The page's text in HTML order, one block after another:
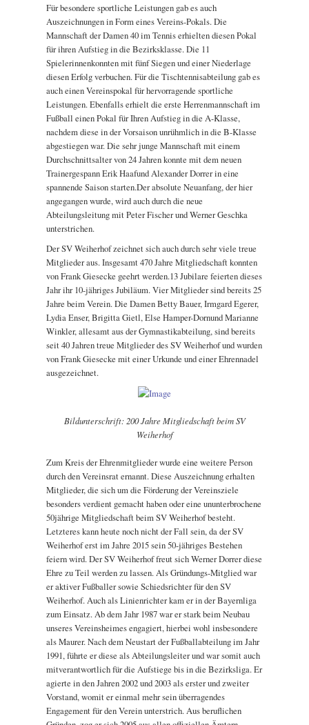
Für besondere sportliche Leistungen gab es auch
Auszeichnungen in Form eines Vereins-Pokals. Die
Mannschaft der Damen 40 im Tennis erhielten diesen Pokal
für ihren Aufstieg in die Bezirksklasse. Die 11
Spielerinnenkonnten mit fünf Siegen und einer Niederlage
diesen Erfolg verbuchen. Für die Tischtennisabteilung gab es
auch einen Vereinspokal für hervorragende sportliche
Leistungen. Ebenfalls erhielt die erste Herrenmannschaft im
Fußball einen Pokal für Ihren Aufstieg in die A-Klasse,
nachdem diese in der Vorsaison unrühmlich in die B-Klasse
abgestiegen war. Die sehr junge Mannschaft mit einem
Durchschnittsalter von 24 Jahren konnte mit dem neuen
Trainergespann Erik Haafund Alexander Dorrer in eine
spannende Saison starten.Der absolute Neuanfang, der hier
angegangen wurde, wird auch durch die neue
Abteilungsleitung mit Peter Fischer und Werner Geschka
unterstrichen.
Der SV Weiherhof zeichnet sich auch durch sehr viele treue
Mitglieder aus. Insgesamt 470 Jahre Mitgliedschaft konnten
von Frank Giesecke geehrt werden.13 Jubilare feierten dieses
Jahr ihr 10-jähriges Jubiläum. Vier Mitglieder sind bereits 25
Jahre beim Verein. Die Damen Betty Bauer, Irmgard Egerer,
Lydia Enser, Brigitta Gietl, Else Hamper-Dornund Marianne
Winkler, allesamt aus der Gymnastikabteilung, sind bereits
seit 40 Jahren treue Mitglieder des SV Weiherhof und wurden
von Frank Giesecke mit einer Urkunde und einer Ehrennadel
ausgezeichnet.
Bildunterschrift: 200 Jahre Mitgliedschaft beim SV
Weiherhof
Zum Kreis der Ehrenmitglieder wurde eine weitere Person
durch den Vereinsrat ernannt. Diese Auszeichnung erhalten
Mitglieder, die sich um die Förderung der Vereinsziele
besonders verdient gemacht haben oder eine ununterbrochene
50jährige Mitgliedschaft beim SV Weiherhof besteht.
Letzteres kann heute noch nicht der Fall sein, da der SV
Weiherhof erst im Jahre 2015 sein 50-jähriges Bestehen
feiern wird. Der SV Weiherhof freut sich Werner Dorrer diese
Ehre zu Teil werden zu lassen. Als Gründungs-Mitglied war
er aktiver Fußballer sowie Schiedsrichter für den SV
Weiherhof. Auch als Linienrichter kam er in der Bayernliga
zum Einsatz. Ab dem Jahr 1987 war er stark beim Neubau
unseres Vereinsheimes engagiert, hierbei wohl insbesondere
als Maurer. Nach dem Neustart der Fußballabteilung im Jahr
1991, führte er diese als Abteilungsleiter und war somit auch
mitverantwortlich für die Aufstiege bis in die Bezirksliga. Er
agierte in den Jahren 2002 und 2003 als erster und zweiter
Vorstand, womit er einmal mehr sein überragendes
Engagement für den Verein unterstrich. Aus beruflichen